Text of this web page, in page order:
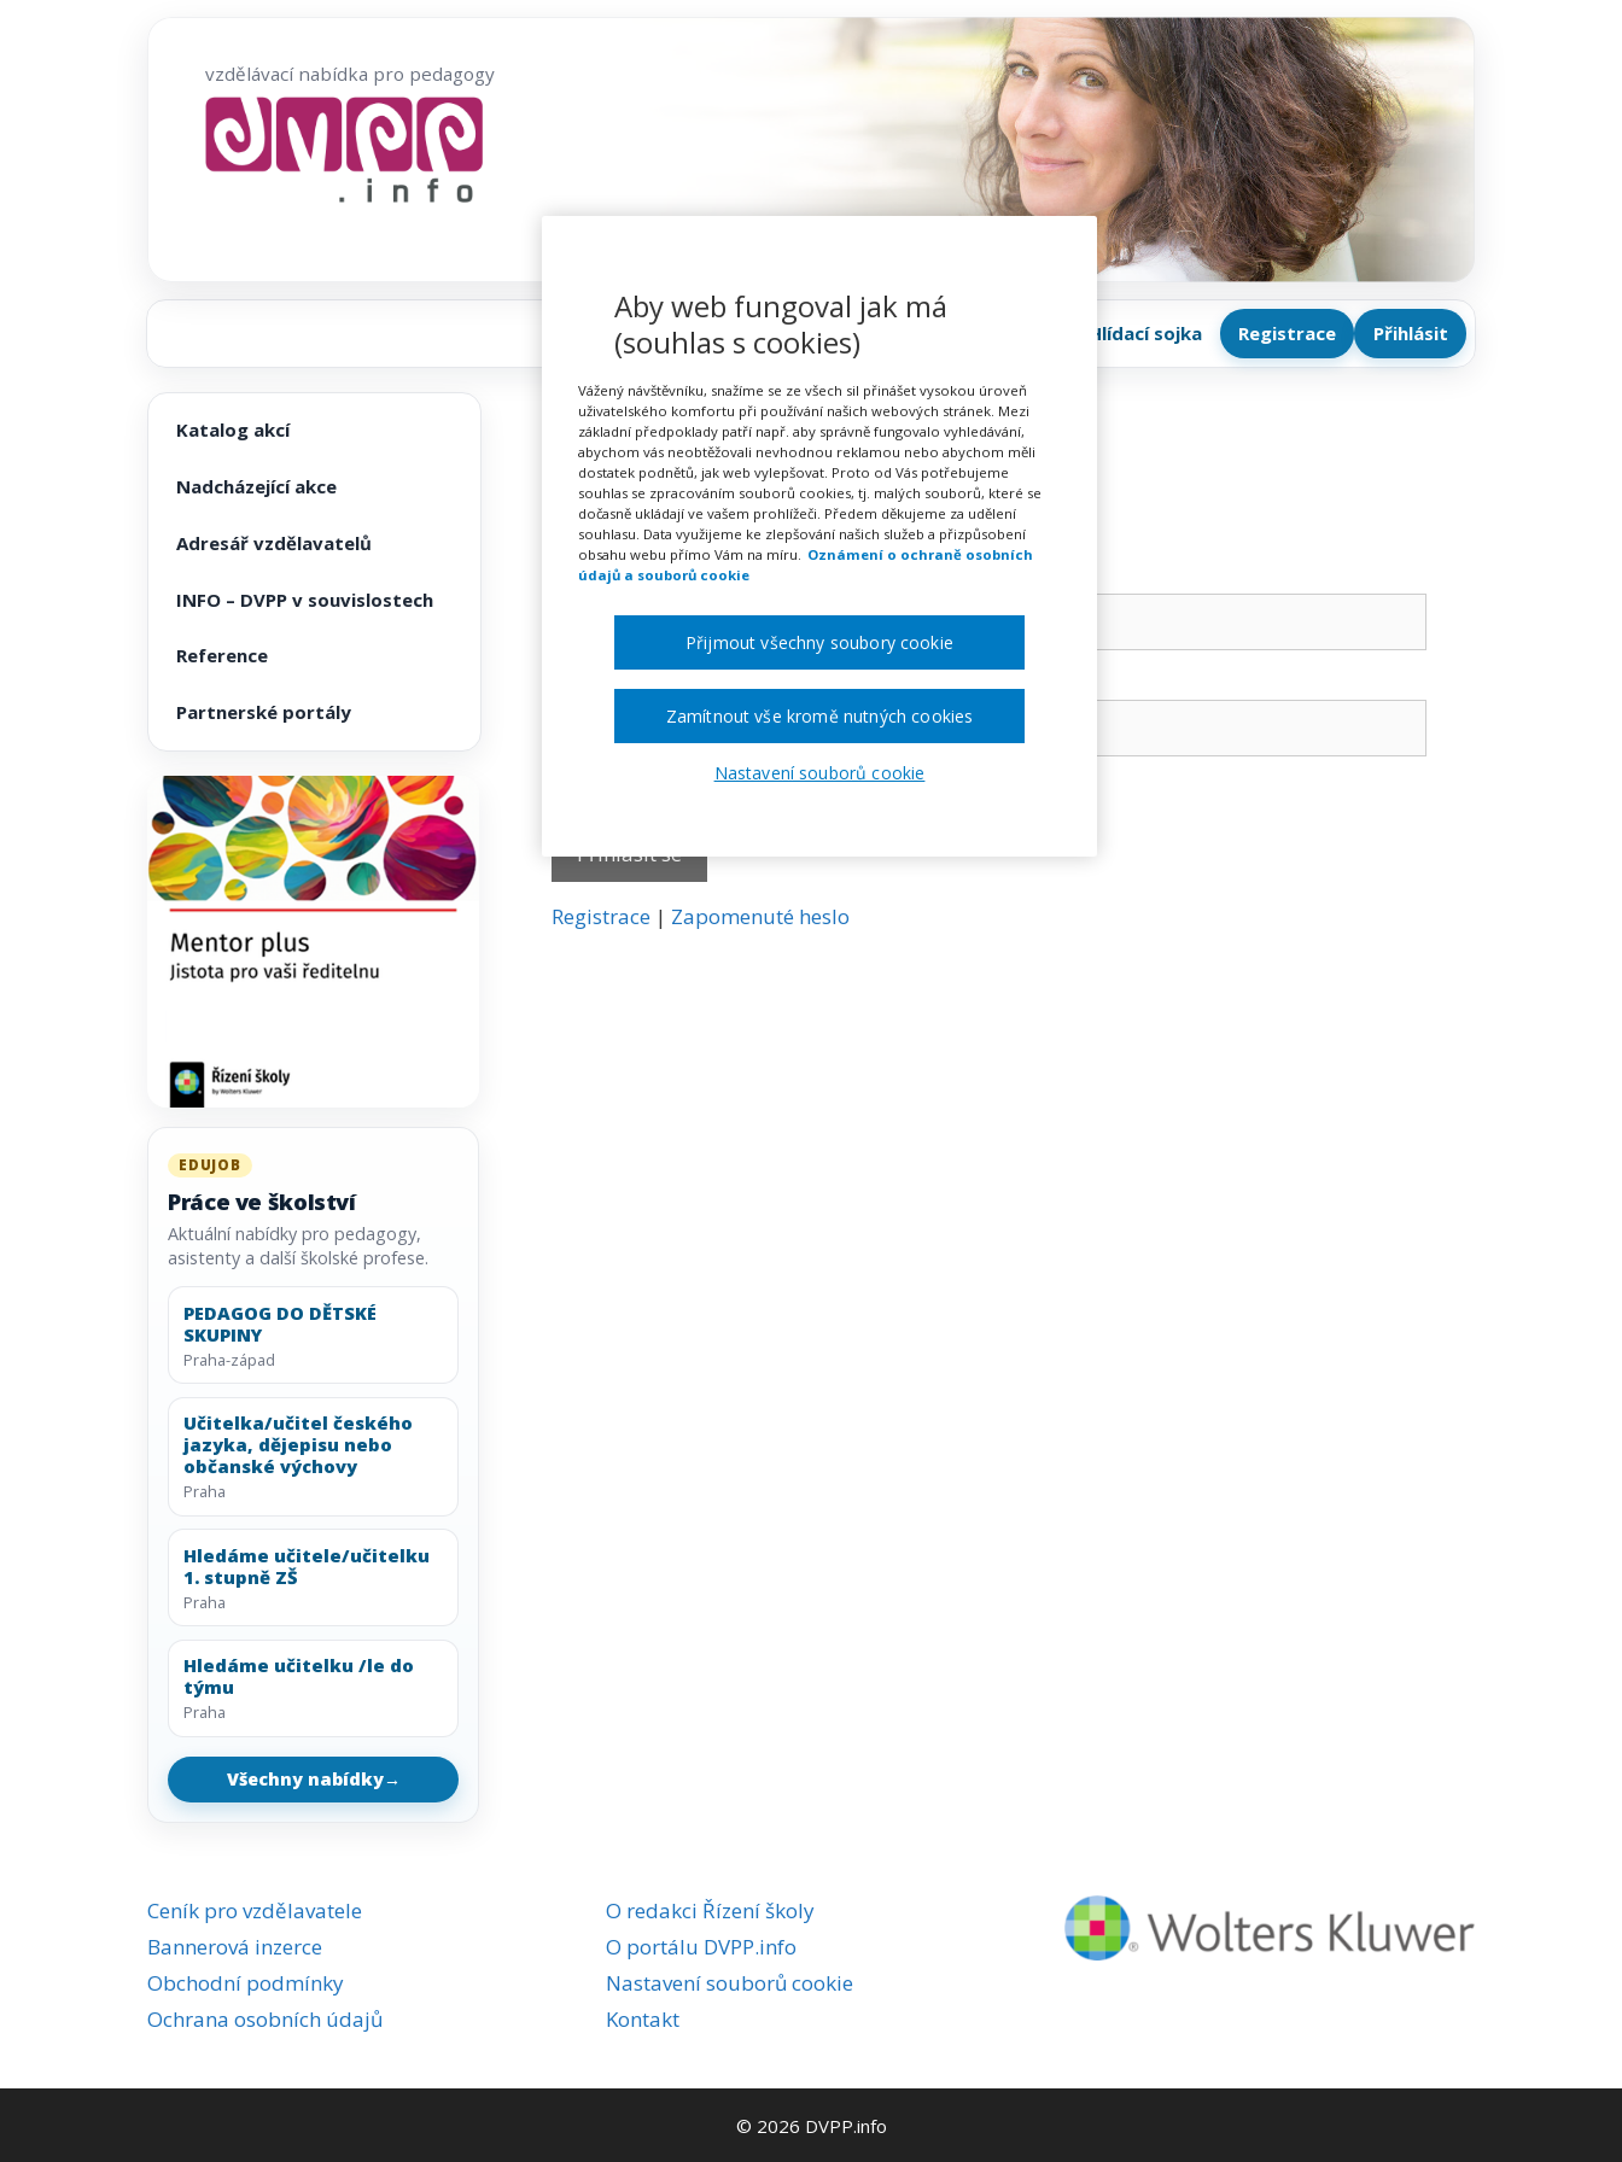
vzdělávací nabídka pro pedagogy
Hlídací sojka Registrace Přihlásit
Přihlásit se
E-mail
Pamatovat si mě
A
Registrace | Zapomenuté heslo
Katalog akcí
Nadcházející akce
Adresář vzdělavatelů
INFO – DVPP v souvislostech
Reference
Partnerské portály
EDUJOB
Práce ve školství
Aktuální nabídky pro pedagogy,
asistenty a další školské profese.
PEDAGOG DO DĚTSKÉ
SKUPINY
Praha-západ
Učitelka/učitel českého
jazyka, dějepisu nebo
občanské výchovy
Praha
Hledáme učitele/učitelku
1. stupně ZŠ
Praha
Hledáme učitelku /le do
týmu
Praha
Všechny nabídky→
Ceník pro vzdělavatele
Bannerová inzerce
Obchodní podmínky
Ochrana osobních údajů
O redakci Řízení školy
O portálu DVPP.info
Nastavení souborů cookie
Kontakt
© 2026 DVPP.info
Aby web fungoval jak má
(souhlas s cookies)
Vážený návštěvníku, snažíme se ze všech sil přinášet vysokou úroveň
uživatelského komfortu při používání našich webových stránek. Mezi
základní předpoklady patří např. aby správně fungovalo vyhledávání,
abychom vás neobtěžovali nevhodnou reklamou nebo abychom měli
dostatek podnětů, jak web vylepšovat. Proto od Vás potřebujeme
souhlas se zpracováním souborů cookies, tj. malých souborů, které se
dočasně ukládají ve vašem prohlížeči. Předem děkujeme za udělení
souhlasu. Data využijeme ke zlepšování našich služeb a přizpůsobení
obsahu webu přímo Vám na míru. Oznámení o ochraně osobních
údajů a souborů cookie
Nastavení souborů cookie
Zamítnout vše kromě nutných cookies
Přijmout všechny soubory cookie